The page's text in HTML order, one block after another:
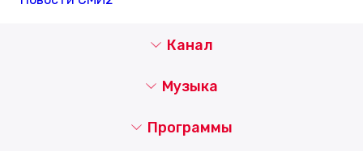
Канал
Музыка
Программы